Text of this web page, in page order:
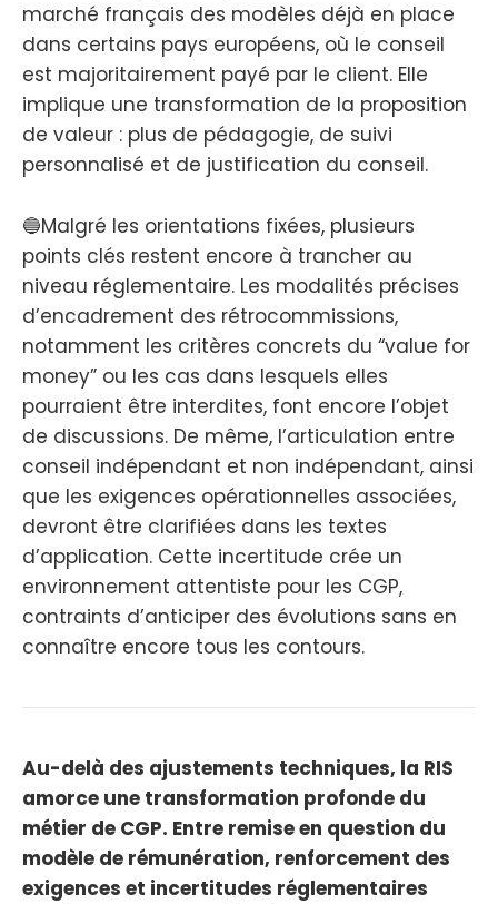
marché français des modèles déjà en place
dans certains pays européens, où le conseil
est majoritairement payé par le client. Elle
implique une transformation de la proposition
de valeur : plus de pédagogie, de suivi
personnalisé et de justification du conseil.
🔵Malgré les orientations fixées, plusieurs
points clés restent encore à trancher au
niveau réglementaire. Les modalités précises
d’encadrement des rétrocommissions,
notamment les critères concrets du “value for
money” ou les cas dans lesquels elles
pourraient être interdites, font encore l’objet
de discussions. De même, l’articulation entre
conseil indépendant et non indépendant, ainsi
que les exigences opérationnelles associées,
devront être clarifiées dans les textes
d’application. Cette incertitude crée un
environnement attentiste pour les CGP,
contraints d’anticiper des évolutions sans en
connaître encore tous les contours.
Au-delà des ajustements techniques, la RIS
amorce une transformation profonde du
métier de CGP. Entre remise en question du
modèle de rémunération, renforcement des
exigences et incertitudes réglementaires